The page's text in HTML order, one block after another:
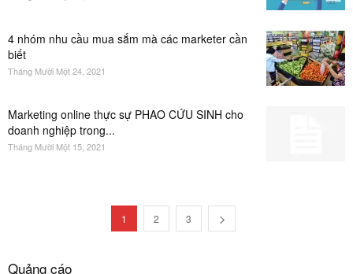
4 nhóm nhu cầu mua sắm mà các marketer cần
biết
Tháng Mười Một 24, 2021
Marketing online thực sự PHAO CỨU SINH cho
doanh nghiệp trong...
Tháng Mười Một 15, 2021
1 2 3
Quảng cáo